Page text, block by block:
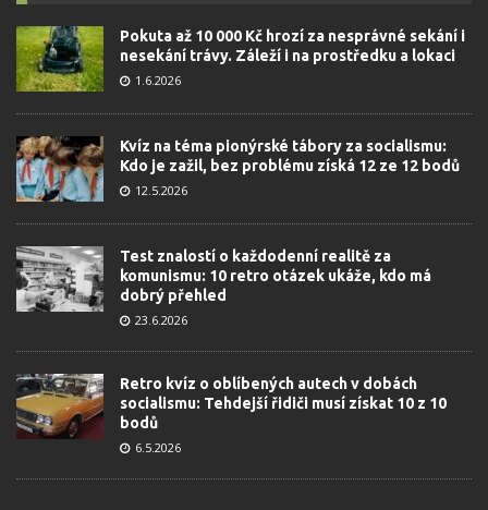
Pokuta až 10 000 Kč hrozí za nesprávné sekání i
nesekání trávy. Záleží i na prostředku a lokaci
1.6.2026
Kvíz na téma pionýrské tábory za socialismu:
Kdo je zažil, bez problému získá 12 ze 12 bodů
12.5.2026
Test znalostí o každodenní realitě za
komunismu: 10 retro otázek ukáže, kdo má
dobrý přehled
23.6.2026
Retro kvíz o oblíbených autech v dobách
socialismu: Tehdejší řidiči musí získat 10 z 10
bodů
6.5.2026